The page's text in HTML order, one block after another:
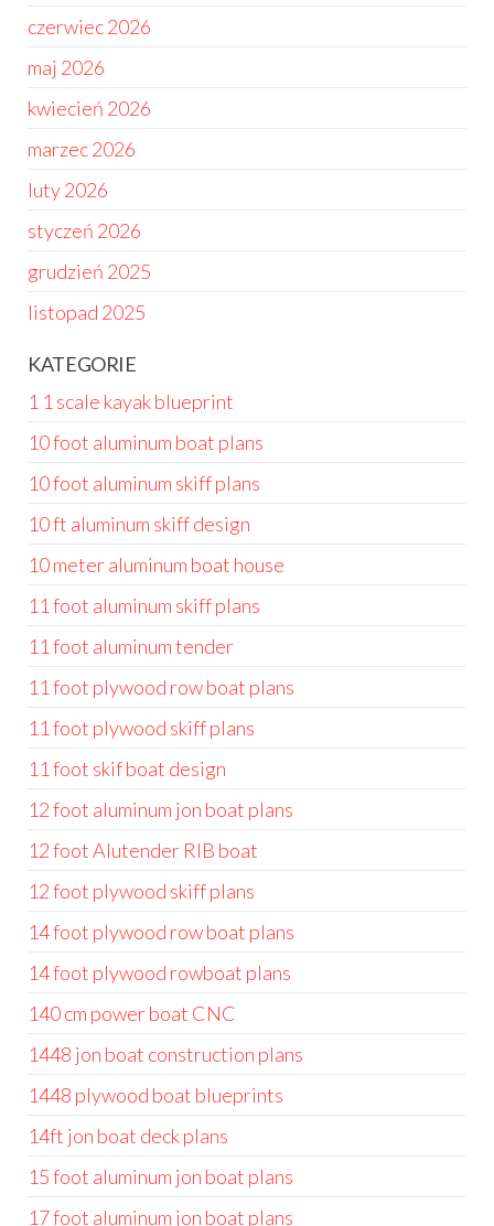
czerwiec 2026
maj 2026
kwiecień 2026
marzec 2026
luty 2026
styczeń 2026
grudzień 2025
listopad 2025
KATEGORIE
1 1 scale kayak blueprint
10 foot aluminum boat plans
10 foot aluminum skiff plans
10 ft aluminum skiff design
10 meter aluminum boat house
11 foot aluminum skiff plans
11 foot aluminum tender
11 foot plywood row boat plans
11 foot plywood skiff plans
11 foot skif boat design
12 foot aluminum jon boat plans
12 foot Alutender RIB boat
12 foot plywood skiff plans
14 foot plywood row boat plans
14 foot plywood rowboat plans
140 cm power boat CNC
1448 jon boat construction plans
1448 plywood boat blueprints
14ft jon boat deck plans
15 foot aluminum jon boat plans
17 foot aluminum jon boat plans